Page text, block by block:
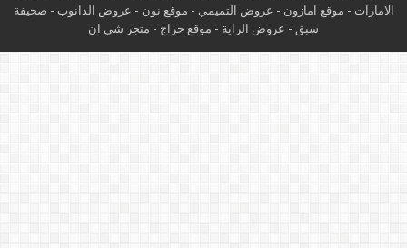
الامارات - موقع امازون - عروض التميمي - موقع نون - عروض الدانوب - صحيفة
سبق - عروض الراية - موقع حراج - متجر شي ان